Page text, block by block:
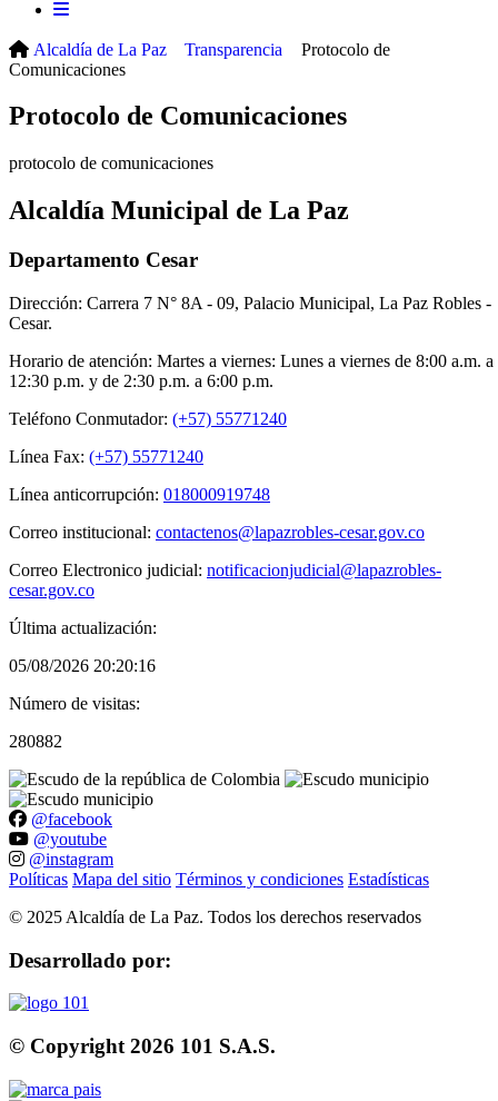
Alcaldía de La Paz Transparencia
Protocolo de
Comunicaciones
Protocolo de Comunicaciones
protocolo de comunicaciones
Alcaldía Municipal de La Paz
Departamento Cesar
Dirección: Carrera 7 N° 8A - 09, Palacio Municipal, La Paz Robles -
Cesar.
Horario de atención: Martes a viernes: Lunes a viernes de 8:00 a.m. a
12:30 p.m. y de 2:30 p.m. a 6:00 p.m.
Teléfono Conmutador: (+57) 55771240
Línea Fax: (+57) 55771240
Línea anticorrupción: 018000919748
Correo institucional: contactenos@lapazrobles-cesar.gov.co
Correo Electronico judicial: notificacionjudicial@lapazrobles-
cesar.gov.co
Última actualización:
05/08/2026 20:20:16
Número de visitas:
280882
@facebook
@youtube
@instagram
Políticas Mapa del sitio Términos y condiciones Estadísticas
© 2025 Alcaldía de La Paz. Todos los derechos reservados
Desarrollado por:
© Copyright 2026 101 S.A.S.